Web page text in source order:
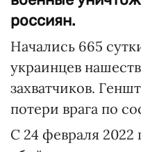
россиян.
Начались 665
украинцев
захватчиков.
потери врага по
С 24 февраля 2022